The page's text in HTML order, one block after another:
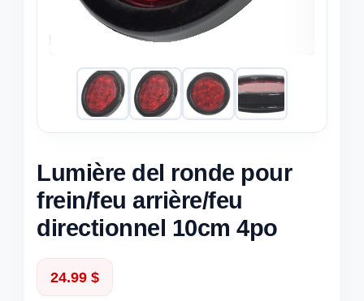
Lumière del ronde pour
frein/feu arrière/feu
directionnel 10cm 4po
24.99 $